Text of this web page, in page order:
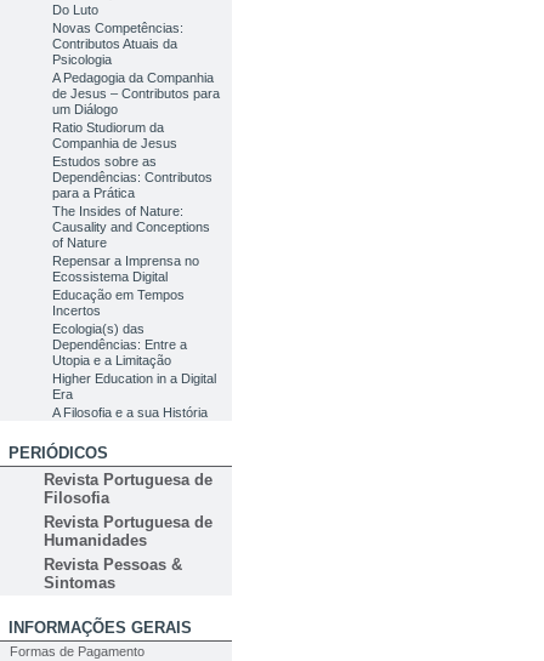
Do Luto
Novas Competências:
Contributos Atuais da
Psicologia
A Pedagogia da Companhia
de Jesus – Contributos para
um Diálogo
Ratio Studiorum da
Companhia de Jesus
Estudos sobre as
Dependências: Contributos
para a Prática
The Insides of Nature:
Causality and Conceptions
of Nature
Repensar a Imprensa no
Ecossistema Digital
Educação em Tempos
Incertos
Ecologia(s) das
Dependências: Entre a
Utopia e a Limitação
Higher Education in a Digital
Era
A Filosofia e a sua História
PERIÓDICOS
Revista Portuguesa de
Filosofia
Revista Portuguesa de
Humanidades
Revista Pessoas &
Sintomas
INFORMAÇÕES GERAIS
Formas de Pagamento